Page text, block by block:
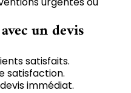
un devis
satisfaits.
satisfaction.
immédiat.